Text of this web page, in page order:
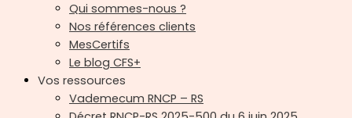
Qui sommes-nous ?
Nos références clients
MesCertifs
Le blog CFS+
Vos ressources
Vademecum RNCP – RS